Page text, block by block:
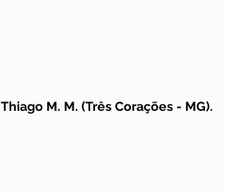
Thiago M. M. (Três Corações - MG).